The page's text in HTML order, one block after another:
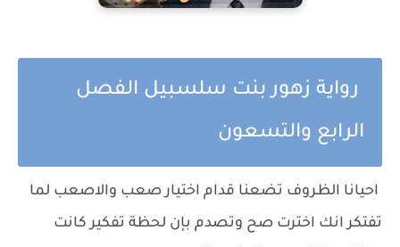
رواية زهور بنت سلسبيل الفصل
الرابع والتسعون
احيانا الظروف تضعنا قدام اختيار صعب والاصعب لما
تفتكر انك اخترت صح وتصدم بإن لحظة تفكير كانت